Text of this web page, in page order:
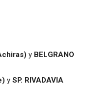
y BELGRANO
y SP. RIVADAVIA